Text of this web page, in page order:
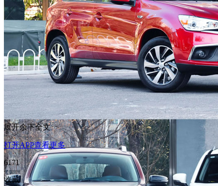
展开余下全文
打开APP查看更多
6171
收藏